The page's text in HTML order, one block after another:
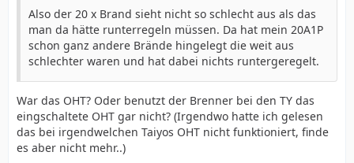
Also der 20 x Brand sieht nicht so schlecht aus als das
man da hätte runterregeln müssen. Da hat mein 20A1P
schon ganz andere Brände hingelegt die weit aus
schlechter waren und hat dabei nichts runtergeregelt.
War das OHT? Oder benutzt der Brenner bei den TY das
eingschaltete OHT gar nicht? (Irgendwo hatte ich gelesen
das bei irgendwelchen Taiyos OHT nicht funktioniert, finde
es aber nicht mehr..)